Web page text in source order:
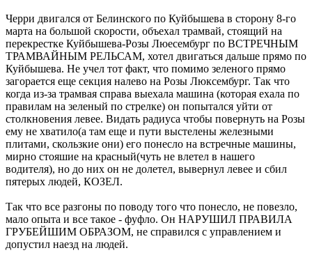
Черри двигался от Белинского по Куйбышева в сторону 8-го
марта на большой скорости, объехал трамвай, стоящий на
перекрестке Куйбышева-Розы Люесембург по ВСТРЕЧНЫМ
ТРАМВАЙНЫМ РЕЛЬСАМ, хотел двигаться дальше прямо по
Куйбышева. Не учел тот факт, что помимо зеленого прямо
загорается еще секция налево на Розы Люксембург. Так что
когда из-за трамвая справа выехала машина (которая ехала по
правилам на зеленый по стрелке) он попытался уйти от
столкновения левее. Видать радиуса чтобы повернуть на Розы
ему не хватило(а там еще и пути выстелены железными
плитами, скользкие они) его понесло на встречные машины,
мирно стояшие на красный(чуть не влетел в нашего
водителя), но до них он не долетел, вывернул левее и сбил
пятерых людей, КОЗЕЛ.
Так что все разгоны по поводу того что понесло, не повезло,
мало опыта и все такое - фуфло. Он НАРУШИЛ ПРАВИЛА
ГРУБЕЙШИМ ОБРАЗОМ, не справился с управлением и
допустил наезд на людей.